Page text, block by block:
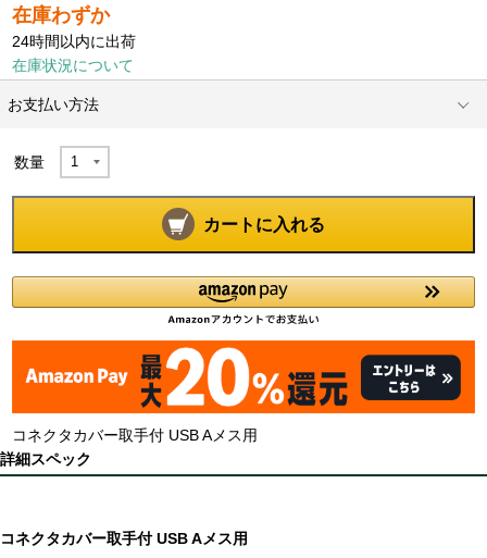
在庫わずか
24時間以内に出荷
在庫状況について
お支払い方法
数量
カートに入れる
コネクタカバー取手付 USB Aメス用
詳細スペック
コネクタカバー取手付 USB Aメス用